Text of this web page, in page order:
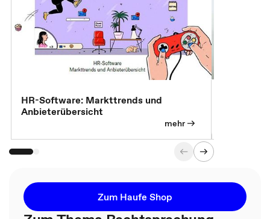
HR-Software: Markttrends und
Anbieterübersicht
mehr
Zum Haufe Shop